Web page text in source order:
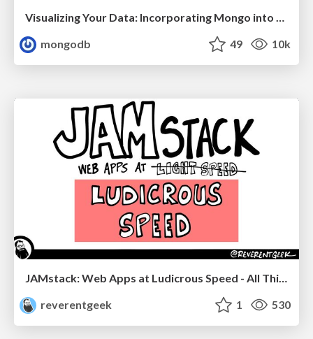
Visualizing Your Data: Incorporating Mongo into Loggly Infrastructure
mongodb
49 10k
reverentgeek
1 530